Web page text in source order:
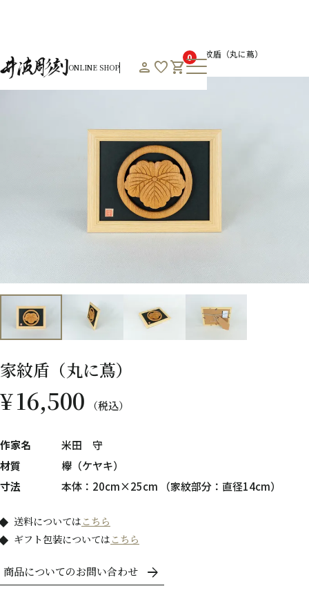
ONLINE SHOP person favoriteshopping_cart
0
HOME 通年商品一覧 家紋盾（丸に蔦）
家紋盾（丸に蔦）
¥16,500 税込
作家名
米田 守
材質
欅（ケヤキ）
寸法
本体：20cm×25cm （家紋部分：直径14cm）
送料については こちら
ギフト包装については こちら
商品についてのお問い合わせ